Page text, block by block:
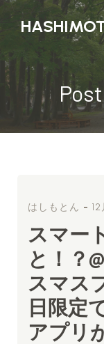
はしもとん -
スマー
と！？
スマス
日限定
アプリ